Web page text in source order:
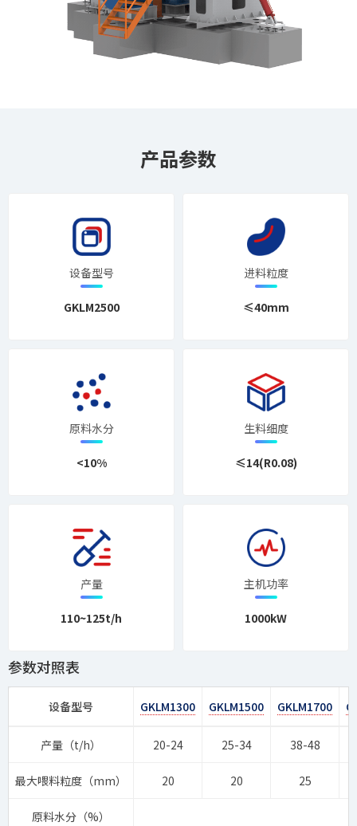
产品参数
设备型号
GKLM2500
进料粒度
≤40mm
原料水分
<10%
生料细度
≤14(R0.08)
产量
110~125t/h
主机功率
1000kW
参数对照表
设备型号 GKLM1300 GKLM1500 GKLM1700
产量（t/h） 20-24 25-34 38-48
最大喂料粒度（mm） 20 20 25
原料水分（%）